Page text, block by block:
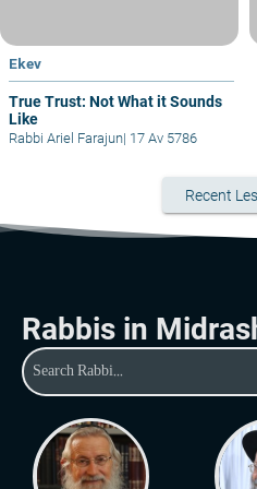
Ekev
True Trust: Not What it Sounds
Like
Rabbi Ariel Farajun| 17 Av 5786
Recent
Rabbis in